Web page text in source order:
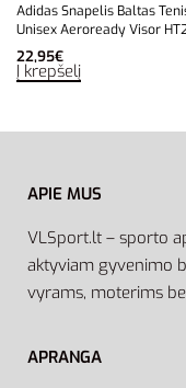
Adidas Snapelis Baltas
Unisex Aeroready Visor
22,95€
Į krepšelį
APIE MUS
VLSport.lt – sporto
aktyviam gyvenimo
vyrams, moterims
APRANGA